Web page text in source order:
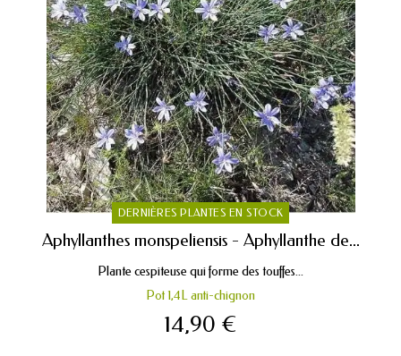
DERNIÈRES PLANTES EN STOCK
Aphyllanthes monspeliensis - Aphyllanthe de...
Plante cespiteuse qui forme des touffes...
Pot 1,4L anti-chignon
14,90 €